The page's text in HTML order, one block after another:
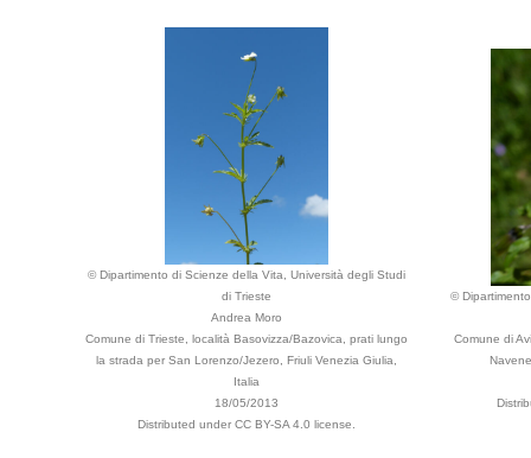
© Dipartimento di Scienze della Vita, Università degli Studi
di Trieste
Andrea Moro
Comune di Trieste, località Basovizza/Bazovica, prati lungo
la strada per San Lorenzo/Jezero, Friuli Venezia Giulia,
Italia
18/05/2013
Distributed under CC BY-SA 4.0 license.
©
Comune di